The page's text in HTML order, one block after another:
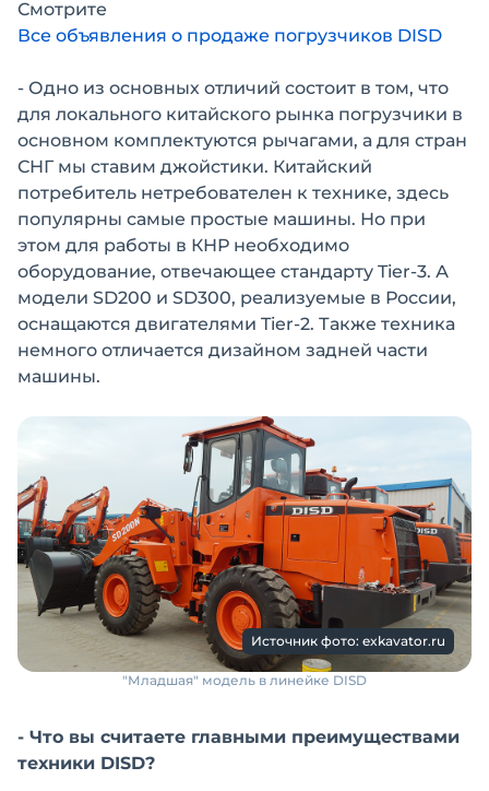
Смотрите
Все объявления о продаже погрузчиков DISD
- Одно из основных отличий состоит в том, что
для локального китайского рынка погрузчики в
основном комплектуются рычагами, а для стран
СНГ мы ставим джойстики. Китайский
потребитель нетребователен к технике, здесь
популярны самые простые машины. Но при
этом для работы в КНР необходимо
оборудование, отвечающее стандарту Tier-3. А
модели SD200 и SD300, реализуемые в России,
оснащаются двигателями Tier-2. Также техника
немного отличается дизайном задней части
машины.
Источник фото: exkavator.ru
"Младшая" модель в линейке DISD
- Что вы считаете главными преимуществами
техники DISD?